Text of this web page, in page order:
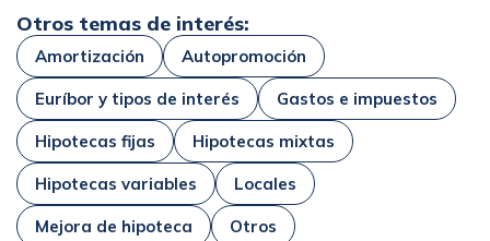
Otros temas de interés:
Amortización Autopromoción
Euríbor y tipos de interés Gastos e impuestos
Hipotecas fijas Hipotecas mixtas
Hipotecas variables Locales
Mejora de hipoteca Otros